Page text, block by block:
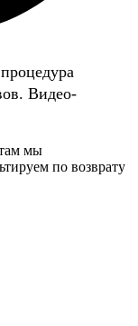
Видео-
мы
по возврату